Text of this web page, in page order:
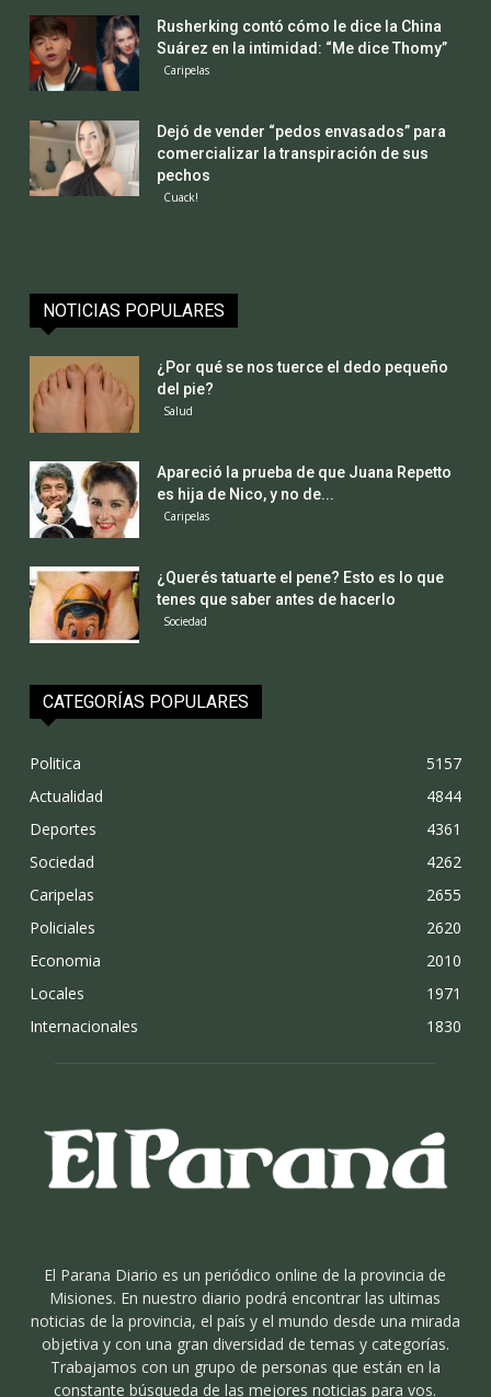
Rusherking contó cómo le dice la China
Suárez en la intimidad: “Me dice Thomy”
Caripelas
Dejó de vender “pedos envasados” para
comercializar la transpiración de sus
pechos
Cuack!
NOTICIAS POPULARES
¿Por qué se nos tuerce el dedo pequeño
del pie?
Salud
Apareció la prueba de que Juana Repetto
es hija de Nico, y no de...
Caripelas
¿Querés tatuarte el pene? Esto es lo que
tenes que saber antes de hacerlo
Sociedad
CATEGORÍAS POPULARES
Politica
5157
Actualidad
4844
Deportes
4361
Sociedad
4262
Caripelas
2655
Policiales
2620
Economia
2010
Locales
1971
Internacionales
1830
El Parana Diario es un periódico online de la provincia de
Misiones. En nuestro diario podrá encontrar las ultimas
noticias de la provincia, el país y el mundo desde una mirada
objetiva y con una gran diversidad de temas y categorías.
Trabajamos con un grupo de personas que están en la
constante búsqueda de las mejores noticias para vos.